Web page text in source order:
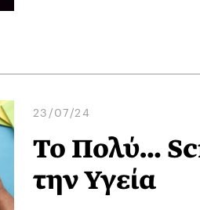
23/07/24
Το Πολύ…
την Υγεία